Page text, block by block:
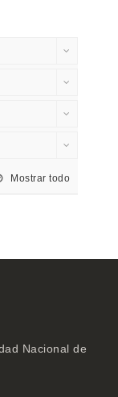
Mostrar todo
Nacional de